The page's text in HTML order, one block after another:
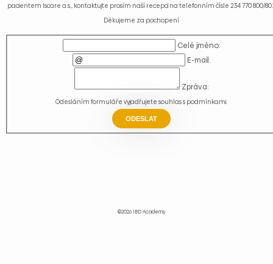
pacientem Iscare a.s., kontaktujte prosím naší recepci na telefonním čísle 234 770 800/
Děkujeme za pochopení
Celé jméno:
E-mail:
Zpráva:
Odesláním formuláře vyjadřujete souhlas s podmínkami.
ODESLAT
©2026 IBD Academy